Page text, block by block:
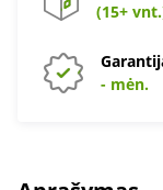
(15+
- mėn.